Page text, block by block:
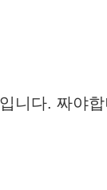
니다. 짜야